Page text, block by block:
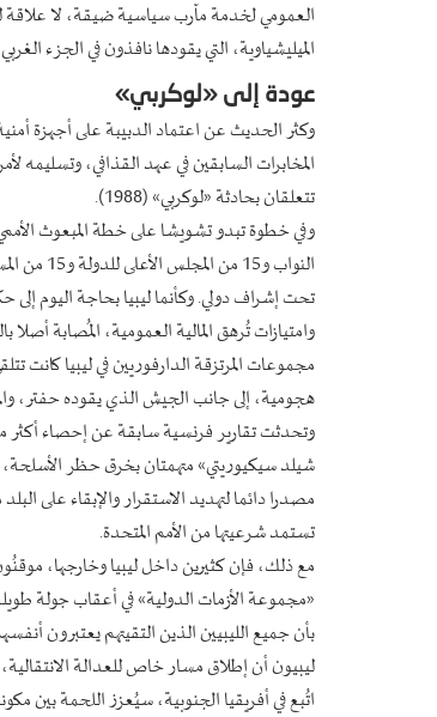
العمومي لخدمة مآرب سياسية ضيقة، لا علاقة
الميليشياوية، التي يقودها نافذون في الجزء
عودة إلى «لوكربي»
وكثر الحديث عن اعتماد الدبيبة على أجهزة
المخابرات السابقين في عهد القذافي، وتسليمه
تتعلقان بحادثة «لوكربي» (1988).
النواب
تحت إشراف دولي. وكأنما ليبيا بحاجة اليوم إلى
وامتيازات تُرهق المالية العمومية، المُصابة
هجومية، إلى جانب الجيش الذي يقوده حفتر،
شيلد سيكيوريتي» متهمتان بخرق حظر الأسلحة،
مصدرا دائما لتهديد الاستقرار والإبقاء على
تستمد شرعيتها من الأمم المتحدة.
مع ذلك، فإن كثيرين داخل ليبيا وخارجها،
«مجموعة الأزمات الدولية» في أعقاب جولة
بأن جميع الليبيين الذين التقيتهم يعتبرون
ليبيون أن إطلاق مسار خاص للعدالة
اتُبع في أفريقيا الجنوبية، سيُعزز اللحمة بين